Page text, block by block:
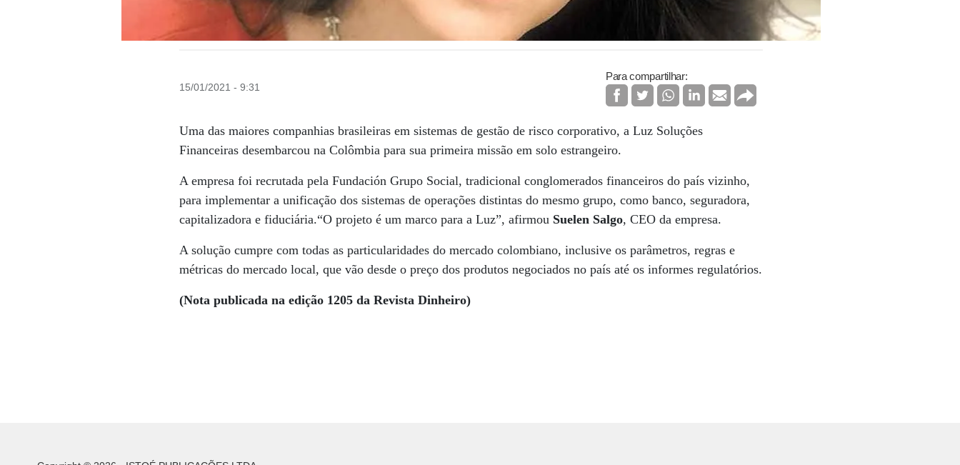
15/01/2021 - 9:31
Para compartilhar:
Uma das maiores companhias brasileiras em sistemas de gestão de risco corporativo, a Luz Soluções
Financeiras desembarcou na Colômbia para sua primeira missão em solo estrangeiro.
A empresa foi recrutada pela Fundación Grupo Social, tradicional conglomerados financeiros do país vizinho,
para implementar a unificação dos sistemas de operações distintas do mesmo grupo, como banco, seguradora,
capitalizadora e fiduciária.“O projeto é um marco para a Luz”, afirmou Suelen Salgo, CEO da empresa.
A solução cumpre com todas as particularidades do mercado colombiano, inclusive os parâmetros, regras e
métricas do mercado local, que vão desde o preço dos produtos negociados no país até os informes regulatórios.
(Nota publicada na edição 1205 da Revista Dinheiro)